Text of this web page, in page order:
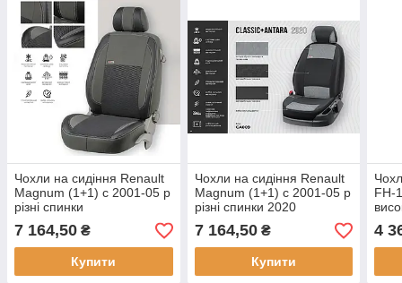
Чохли на сидіння Renault
Magnum (1+1) c 2001-05 р
різні спинки
7 164,50 ₴
Купити
Чохли на сидіння Renault
Magnum (1+1) c 2001-05 р
різні спинки 2020
7 164,50₴
Купити
FH-
4